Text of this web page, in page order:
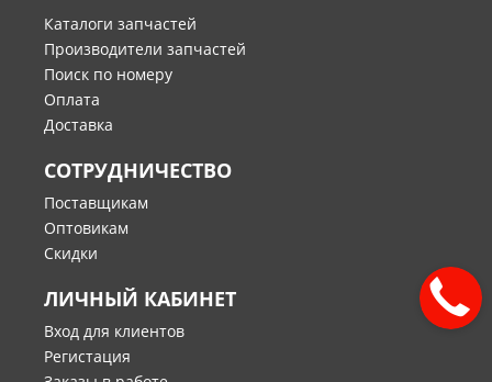
Каталоги запчастей
Производители запчастей
Поиск по номеру
Оплата
Доставка
СОТРУДНИЧЕСТВО
Поставщикам
Оптовикам
Скидки
ЛИЧНЫЙ КАБИНЕТ
Вход для клиентов
Регистация